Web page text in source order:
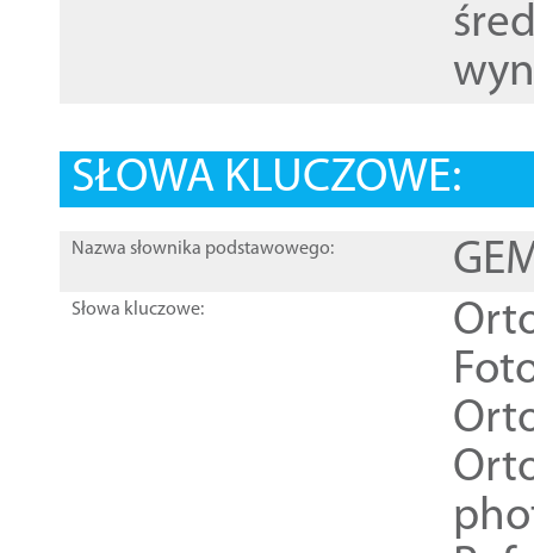
SŁOWA KLUCZOWE:
Nazwa słownika podstawowego:
Słowa kluczowe: